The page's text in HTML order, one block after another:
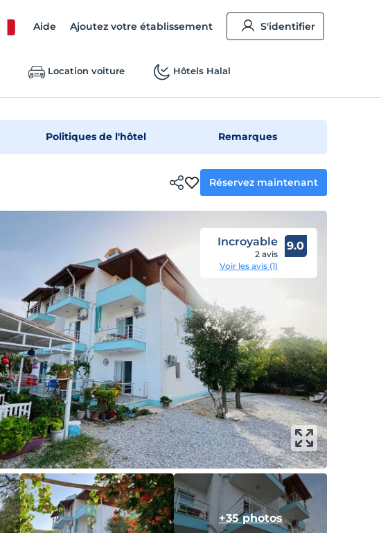
Aide Ajoutez votre établissement S'identifier
Location voiture Hôtels Halal
Politiques de l'hôtel Remarques
Réservez maintenant
Incroyable
2 avis
Voir les avis (1)
9.0
+35 photos